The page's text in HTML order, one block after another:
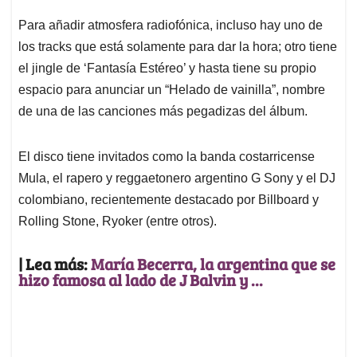
Para añadir atmosfera radiofónica, incluso hay uno de
los tracks que está solamente para dar la hora; otro tiene
el jingle de ‘Fantasía Estéreo’ y hasta tiene su propio
espacio para anunciar un “Helado de vainilla”, nombre
de una de las canciones más pegadizas del álbum.
El disco tiene invitados como la banda costarricense
Mula, el rapero y reggaetonero argentino G Sony y el DJ
colombiano, recientemente destacado por Billboard y
Rolling Stone, Ryoker (entre otros).
| Lea más:María Becerra, la argentina que se
hizo famosa al lado de J Balvin y ...